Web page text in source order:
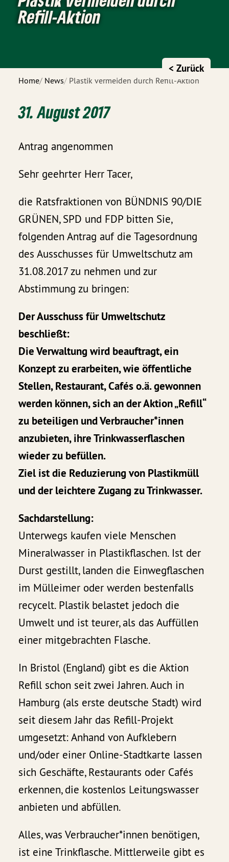
Refill-Aktion
Home News Plastik vermeiden durch Refill-Aktion
< Zurück
31. August 2017
Antrag angenommen
Sehr geehrter Herr Tacer,
die Ratsfraktionen von BÜNDNIS 90/DIE
GRÜNEN, SPD und FDP bitten Sie,
folgenden Antrag auf die Tagesordnung
des Ausschusses für Umweltschutz am
31.08.2017 zu nehmen und zur
Abstimmung zu bringen:
Der Ausschuss für Umweltschutz
beschließt:
Die Verwaltung wird beauftragt, ein
Konzept zu erarbeiten, wie öffentliche
Stellen, Restaurant, Cafés o.ä. gewonnen
werden können, sich an der Aktion „Refill“
zu beteiligen und Verbraucher*innen
anzubieten, ihre Trinkwasserflaschen
wieder zu befüllen.
Ziel ist die Reduzierung von Plastikmüll
und der leichtere Zugang zu Trinkwasser.
Sachdarstellung:
Unterwegs kaufen viele Menschen
Mineralwasser in Plastikflaschen. Ist der
Durst gestillt, landen die Einwegflaschen
im Mülleimer oder werden bestenfalls
recycelt. Plastik belastet jedoch die
Umwelt und ist teurer, als das Auffüllen
einer mitgebrachten Flasche.
In Bristol (England) gibt es die Aktion
Refill schon seit zwei Jahren. Auch in
Hamburg (als erste deutsche Stadt) wird
seit diesem Jahr das Refill-Projekt
umgesetzt: Anhand von Aufklebern
und/oder einer Online-Stadtkarte lassen
sich Geschäfte, Restaurants oder Cafés
erkennen, die kostenlos Leitungswasser
anbieten und abfüllen.
Alles, was Verbraucher*innen benötigen,
ist eine Trinkflasche. Mittlerweile gibt es